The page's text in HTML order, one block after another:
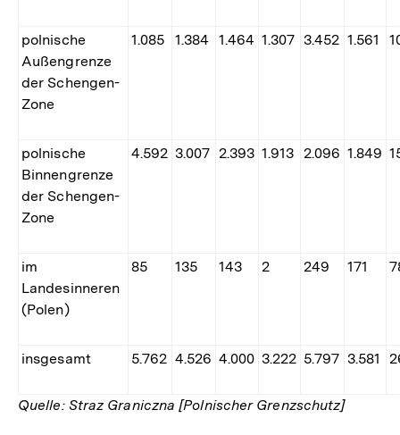
polnische
Außengrenze
der Schengen-
Zone
1.085 1.384 1.464 1.307 3.452 1.561
polnische
Binnengrenze
der Schengen-
Zone
4.592 3.007 2.393 1.913 2.096 1.849
im
Landesinneren
(Polen)
85 135 143 2 249 171
insgesamt 5.762 4.526 4.000 3.222 5.797 3.581
Quelle: Straz Graniczna [Polnischer Grenzschutz]